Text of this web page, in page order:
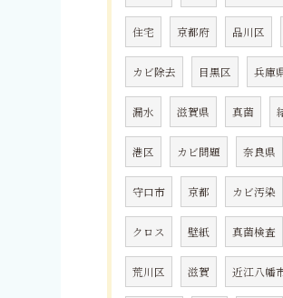
住宅 京都府 品川区
カビ除去 目黒区 兵庫
漏水 滋賀県 真菌
港区 カビ問題 奈良県
守口市 京都 カビ汚染
クロス 壁紙 真菌検査
荒川区 滋賀 近江八幡